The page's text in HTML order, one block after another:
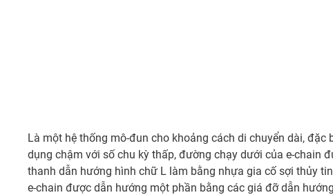
Là một hệ thống mô-đun cho khoảng cách di chuyển dài, đặc
dụng chậm với số chu kỳ thấp, đường chạy dưới của e-chain
thanh dẫn hướng hình chữ L làm bằng nhựa gia cố sợi thủy
e-chain được dẫn hướng một phần bằng các giá đỡ dẫn